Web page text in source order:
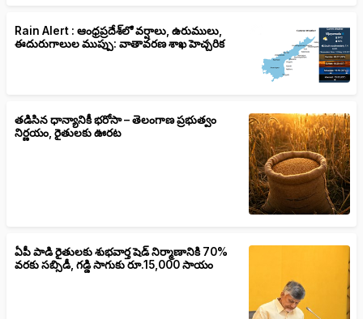
Rain Alert : ఆంధ్రప్రదేశ్‌లో వర్షాలు, ఉరుములు,
ఈదురుగాలుల ముప్పు: వాతావరణ శాఖ హెచ్చరిక
తడిసిన ధాన్యానికీ భరోసా – తెలంగాణ ప్రభుత్వం
నిర్ణయం, రైతులకు ఊరట
ఏపీ పాడి రైతులకు శుభవార్త షెడ్ నిర్మాణానికి 70%
వరకు సబ్సిడీ, గడ్డి సాగుకు రూ.15,000 సాయం